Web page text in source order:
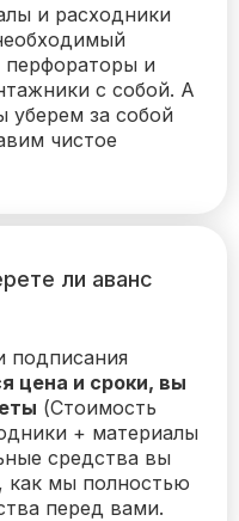
и расходники
перфораторы и
с собой. А
уберем за собой
чистое
ли аванс
подписания
цена и сроки, вы
(Стоимость
+ материалы
средства вы
как мы полностью
перед вами.